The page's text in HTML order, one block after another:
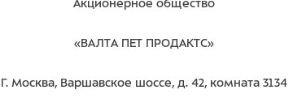
Акционерное общество
«ВАЛТА ПЕТ ПРОДАКТС»
Г. Москва, Варшавское шоссе, д. 42, комната 3134